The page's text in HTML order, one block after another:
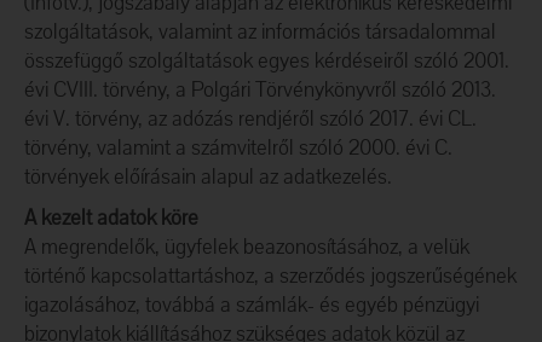
szolgáltatások, valamint az információs társadalommal
összefüggő szolgáltatások egyes kérdéseiről szóló 2001.
évi CVIII. törvény, a Polgári Törvénykönyvről szóló 2013.
évi V. törvény, az adózás rendjéről szóló 2017. évi CL.
törvény, valamint a számvitelről szóló 2000. évi C.
törvények előírásain alapul az adatkezelés.
A kezelt adatok köre
A megrendelők, ügyfelek beazonosításához, a velük
történő kapcsolattartáshoz, a szerződés jogszerűségének
igazolásához, továbbá a számlák- és egyéb pénzügyi
bizonylatok kiállításához szükséges adatok közül az